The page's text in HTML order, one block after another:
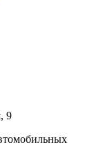
9